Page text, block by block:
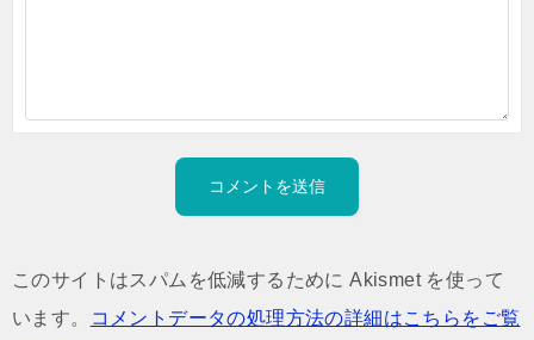
このサイトはスパムを低減するために Akismet を使って
います。
コメントデータの処理方法の詳細はこちらをご覧